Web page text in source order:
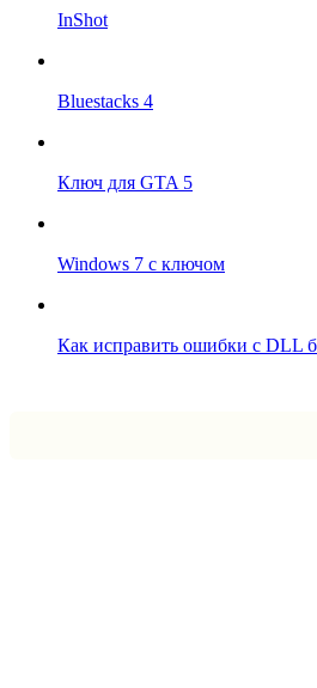
InShot
Bluestacks 4
Ключ для GTA 5
Windows 7 с ключом
Как исправить ошибки с DLL